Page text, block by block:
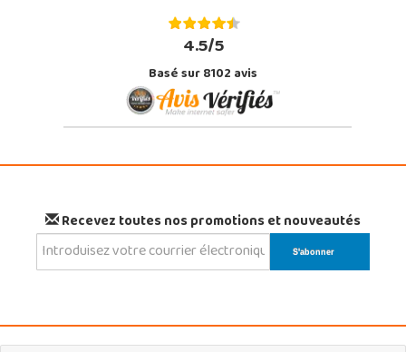
4.5/5
Basé sur 8102 avis
Recevez toutes nos promotions et nouveautés